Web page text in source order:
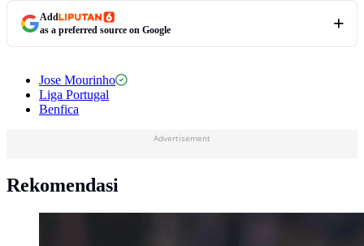
Add
as a preferred source on Google
Jose Mourinho
Liga Portugal
Benfica
Advertisement
Rekomendasi